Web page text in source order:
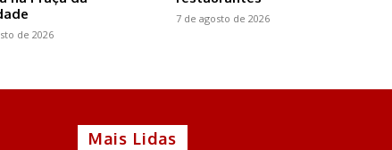
de 2026
7 de agosto de 2026
Mais Lidas